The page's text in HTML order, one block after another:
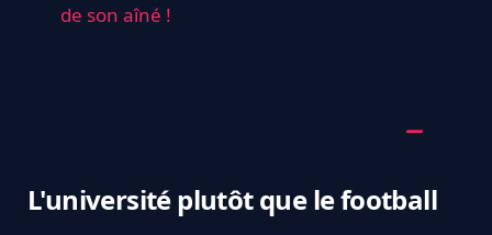
de son aîné !
L'université plutôt que le football